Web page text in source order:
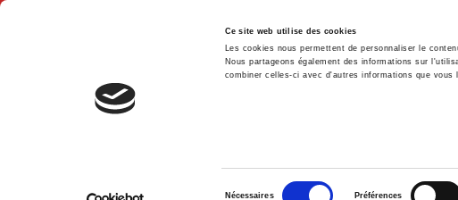
Ce site web utilise des cookies
Les cookies nous permettent de personnaliser le
Nous partageons également des informations sur
combiner celles-ci avec d'autres informations que
Nécessaires Préférences
Home